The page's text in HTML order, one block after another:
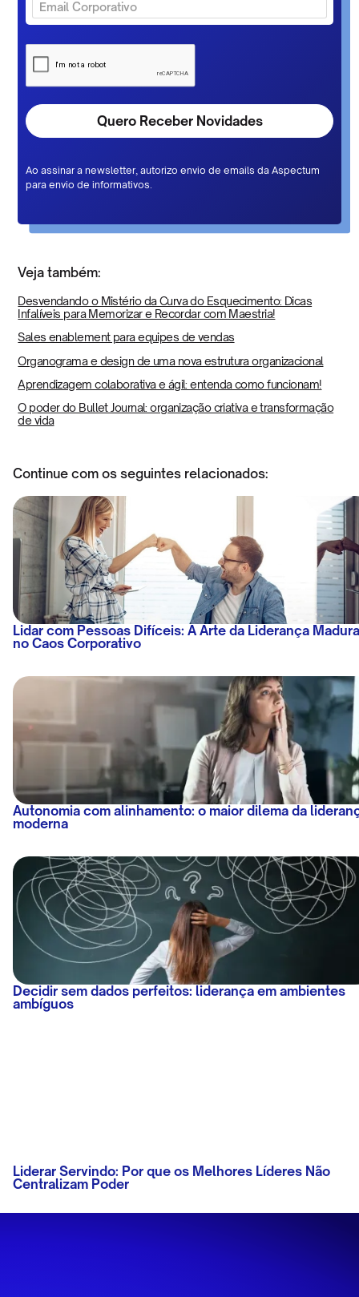
Ao assinar a newsletter, autorizo envio de emails da Aspectum
para envio de informativos.
Veja também:
Desvendando o Mistério da Curva do Esquecimento: Dicas
Infalíveis para Memorizar e Recordar com Maestria!
Sales enablement para equipes de vendas
Organograma e design de uma nova estrutura organizacional
Aprendizagem colaborativa e ágil: entenda como funcionam!
O poder do Bullet Journal: organização criativa e transformação
de vida
Continue com os seguintes relacionados:
Lidar com Pessoas Difíceis: A Arte da Liderança Madura
no Caos Corporativo
Autonomia com alinhamento: o maior dilema da
moderna
Decidir sem dados perfeitos: liderança em ambientes
ambíguos
Liderar Servindo: Por que os Melhores Líderes Não
Centralizam Poder